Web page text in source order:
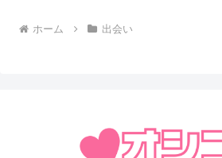
ホーム 出会い